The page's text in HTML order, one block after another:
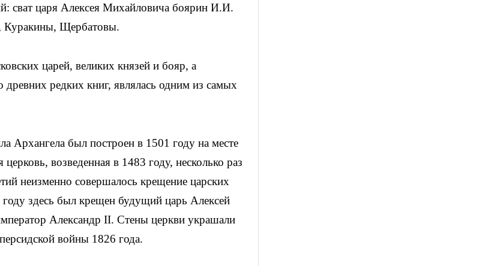
сват царя Алексея Михайловича боярин И.И.
Куракины, Щербатовы.
царей, великих князей и бояр, а
редких книг, являлась одним из самых
был построен в 1501 году на месте
возведенная в 1483 году, несколько раз
неизменно совершалось крещение царских
году здесь был крещен будущий царь Алексей
Александр II. Стены церкви украшали
войны 1826 года.